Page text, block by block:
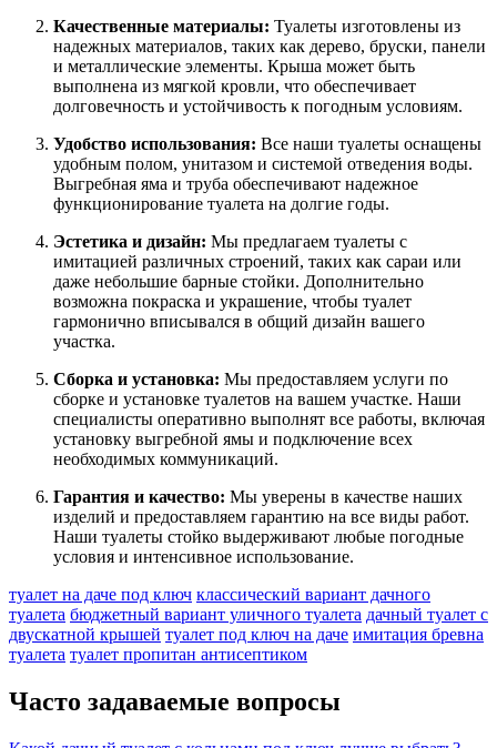
Качественные материалы: Туалеты изготовлены из
надежных материалов, таких как дерево, бруски, панели
и металлические элементы. Крыша может быть
выполнена из мягкой кровли, что обеспечивает
долговечность и устойчивость к погодным условиям.
Удобство использования: Все наши туалеты оснащены
удобным полом, унитазом и системой отведения воды.
Выгребная яма и труба обеспечивают надежное
функционирование туалета на долгие годы.
Эстетика и дизайн: Мы предлагаем туалеты с
имитацией различных строений, таких как сараи или
даже небольшие барные стойки. Дополнительно
возможна покраска и украшение, чтобы туалет
гармонично вписывался в общий дизайн вашего
участка.
Сборка и установка: Мы предоставляем услуги по
сборке и установке туалетов на вашем участке. Наши
специалисты оперативно выполнят все работы, включая
установку выгребной ямы и подключение всех
необходимых коммуникаций.
Гарантия и качество: Мы уверены в качестве наших
изделий и предоставляем гарантию на все виды работ.
Наши туалеты стойко выдерживают любые погодные
условия и интенсивное использование.
туалет на даче под ключ классический вариант дачного
туалета бюджетный вариант уличного туалета дачный туалет с
двускатной крышей туалет под ключ на даче имитация бревна
туалета туалет пропитан антисептиком
Часто задаваемые вопросы